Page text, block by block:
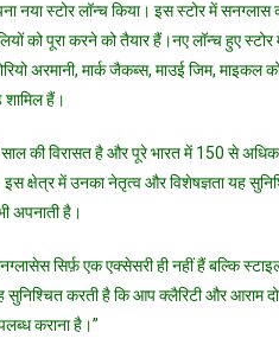
स्टोर लॉन्च किया। इस स्टोर में
को पूरा करने को तैयार हैं।नए लॉन्च हुए
अरमानी, मार्क जैकब्स, माउई जिम, माइकल
शामिल हैं।
की विरासत है और पूरे भारत में 150 से
इस क्षेत्र में उनका नेतृत्व और विशेषज्ञता यह
अपनाती है।
सिर्फ़ एक एक्सेसरी ही नहीं हैं बल्कि
करती है कि आप क्लैरिटी और आराम
कराना है।”